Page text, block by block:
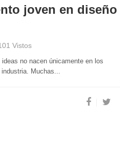
joven en diseño
Vistos
no nacen únicamente en los
Muchas...